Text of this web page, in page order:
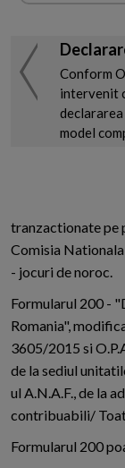
Conform
intervenit
model
tranzactionate pe
Comisia
- jocuri de noroc.
Formularul 200 -
Romania",
3605/2015 si
de la sediul
ul A.N.A.F., de la
contribuabili/
Formularul 200